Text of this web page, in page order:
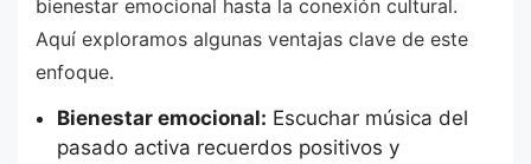
bienestar emocional hasta la conexión cultural.
Aquí exploramos algunas ventajas clave de este
enfoque.
Bienestar emocional: Escuchar música del
pasado activa recuerdos positivos y